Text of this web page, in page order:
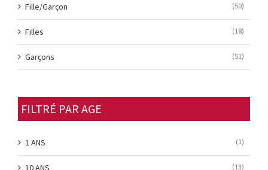
Fille/Garçon (50)
Filles (18)
Garçons (51)
FILTRÉ PAR AGE
1 ANS (1)
10 ANS (13)